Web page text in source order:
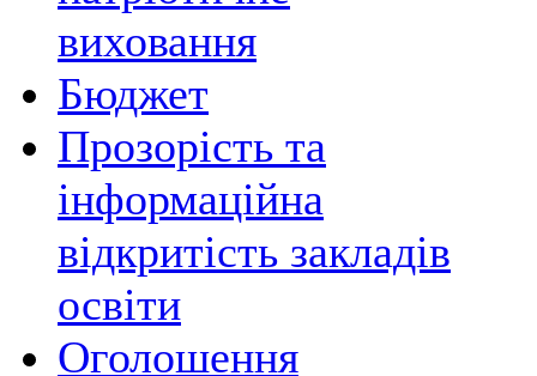
виховання
Бюджет
Прозорість та
інформаційна
відкритість закладів
освіти
Оголошення